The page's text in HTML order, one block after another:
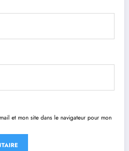
et mon site dans le navigateur pour mon